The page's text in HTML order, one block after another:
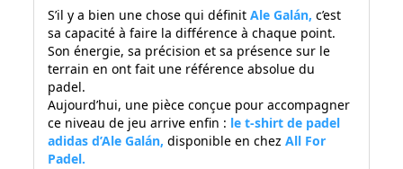
S’il y a bien une chose qui définitAle Galán, c’est
sa capacité à faire la différence à chaque point.
Son énergie, sa précision et sa présence sur le
terrain en ont fait une référence absolue du
padel.
Aujourd’hui, une pièce conçue pour accompagner
ce niveau de jeu arrive enfin : le t-shirt de padel
adidas d’Ale Galán, disponible en chezAll For
Padel.